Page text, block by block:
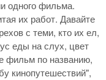
одного фильма.
их работ. Давайте
с теми, кто их ел,
еды на слух, цвет
фильм по названию,
кинопутешествий",